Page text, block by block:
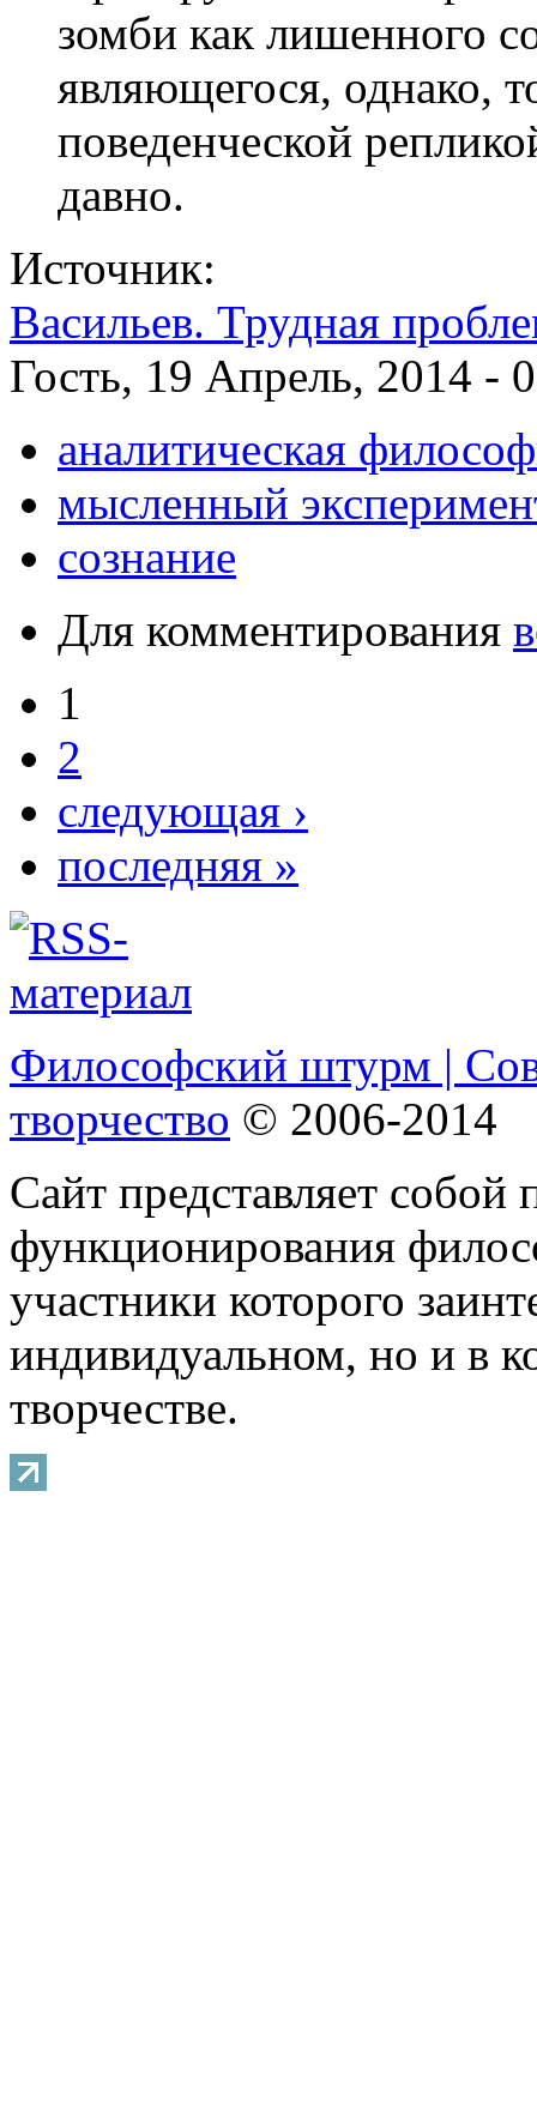
зомби как лишенного
являющегося, однако,
поведенческой
давно.
Источник:
Васильев. Трудная
Гость, 19 Апрель, 2014 -
аналитическая
мысленный
сознание
Для комментирования
1
2
следующая ›
последняя »
Философский штурм |
творчество © 2006-2014
Сайт представляет собой
функционирования
участники которого
индивидуальном, но и в
творчестве.